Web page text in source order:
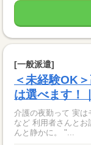
[一般派遣]
＜未経験OK
は選べます！
介護の夜勤って 実はモクモク作
など 利用者さんとお
んと静かに。 "...